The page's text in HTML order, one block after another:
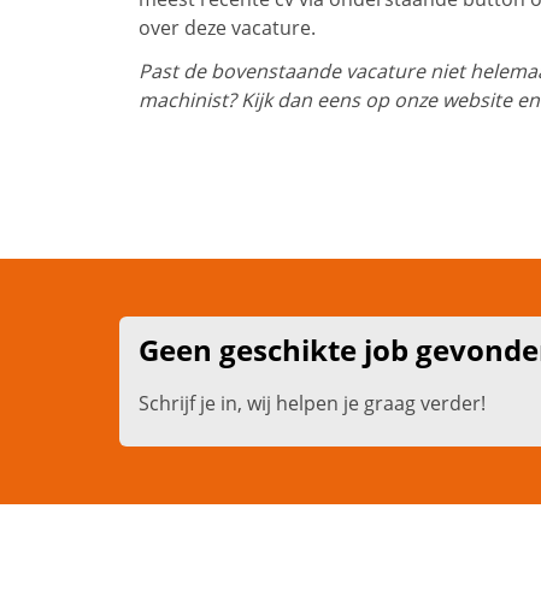
over deze vacature.
Past de bovenstaande vacature niet
machinist? Kijk dan eens op onze website
Geen geschikte job
Schrijf je in, wij helpen je graag verder!